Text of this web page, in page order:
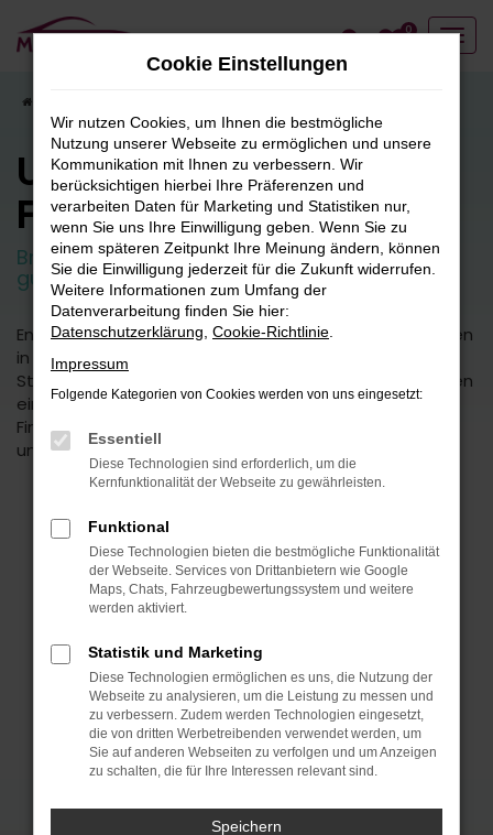
Zum
Hauptinhalt
0
Unser
Fahrzeugbestand
Breite Auswahl an attraktiven Neuwagen und
guten Gebrauchtfahrzeugen.
Entdecken Sie unsere vielfältige Auswahl an Fahrzeugen
in unserem umfangreichen Fuhrpark. Von kleinen
Stadtautos bis hin zu geräumigen SUVs bieten wir Ihnen
eine breite Palette an Fahrzeugmodellen und -typen.
Finden Sie das perfekte Fahrzeug für Ihre Bedürfnisse
und Vorlieben.
Fehler: Network Error
Beim Laden ist ein Fehler aufgetreten.
Hier sind ein paar Tipps, die dir helfen können:
Überprüfe deine Firewall und deine
Internetverbindung.
Laden andere Webseiten, zum Beispiel deine
Suchmaschine?
Prüfe deine Browsererweiterungen.
können das Laden bestimmter Seiten
Cookie Einstellungen
Wir nutzen Cookies, um Ihnen die bestmögliche
Nutzung unserer Webseite zu ermöglichen und unsere
Kommunikation mit Ihnen zu verbessern. Wir
berücksichtigen hierbei Ihre Präferenzen und
verarbeiten Daten für Marketing und Statistiken nur,
wenn Sie uns Ihre Einwilligung geben. Wenn Sie zu
einem späteren Zeitpunkt Ihre Meinung ändern, können
Sie die Einwilligung jederzeit für die Zukunft widerrufen.
Weitere Informationen zum Umfang der
Datenverarbeitung finden Sie hier:
Datenschutzerklärung Cookie-Richtlinie
Impressum
Folgende Kategorien von Cookies werden von uns eingesetzt:
Essentiell
Diese Technologien sind erforderlich, um die
Kernfunktionalität der Webseite zu gewährleisten.
Funktional
Diese Technologien bieten die bestmögliche Funktionalität
der Webseite. Services von Drittanbietern wie Google
Maps, Chats, Fahrzeugbewertungssystem und weitere
werden aktiviert.
Statistik und Marketing
Diese Technologien ermöglichen es uns, die Nutzung der
Webseite zu analysieren, um die Leistung zu messen und
zu verbessern. Zudem werden Technologien eingesetzt,
die von dritten Werbetreibenden verwendet werden, um
Sie auf anderen Webseiten zu verfolgen und um Anzeigen
zu schalten, die für Ihre Interessen relevant sind.
Speichern